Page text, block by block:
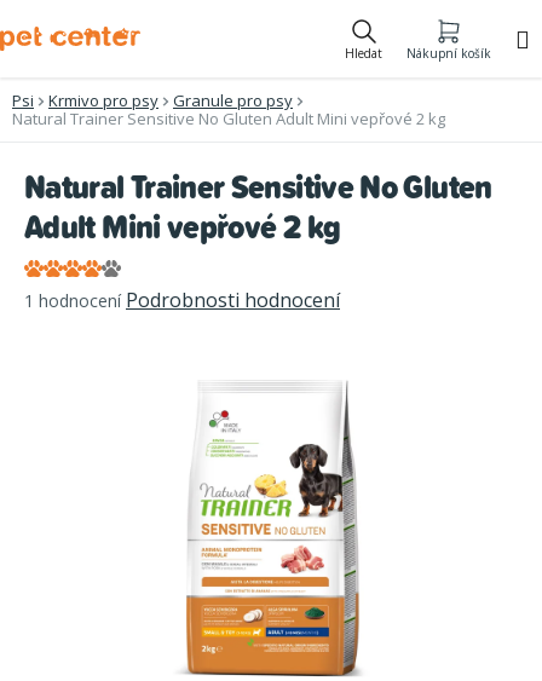
na
Hledat Nákupní košík
Psi Krmivo pro psy
Granule pro psy
Natural Trainer Sensitive No Gluten Adult Mini vepřové 2 kg
Natural Trainer Sensitive No Gluten
Adult Mini vepřové 2 kg
Průměrné
hodnocení
1 hodnocení Podrobnosti hodnocení